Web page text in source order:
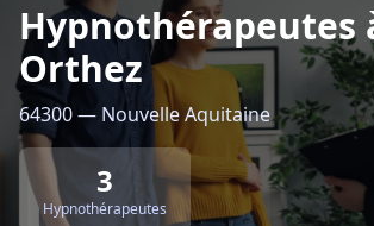
Hypnothérapeutes
Orthez
64300 — Nouvelle Aquitaine
3
Hypnothérapeutes